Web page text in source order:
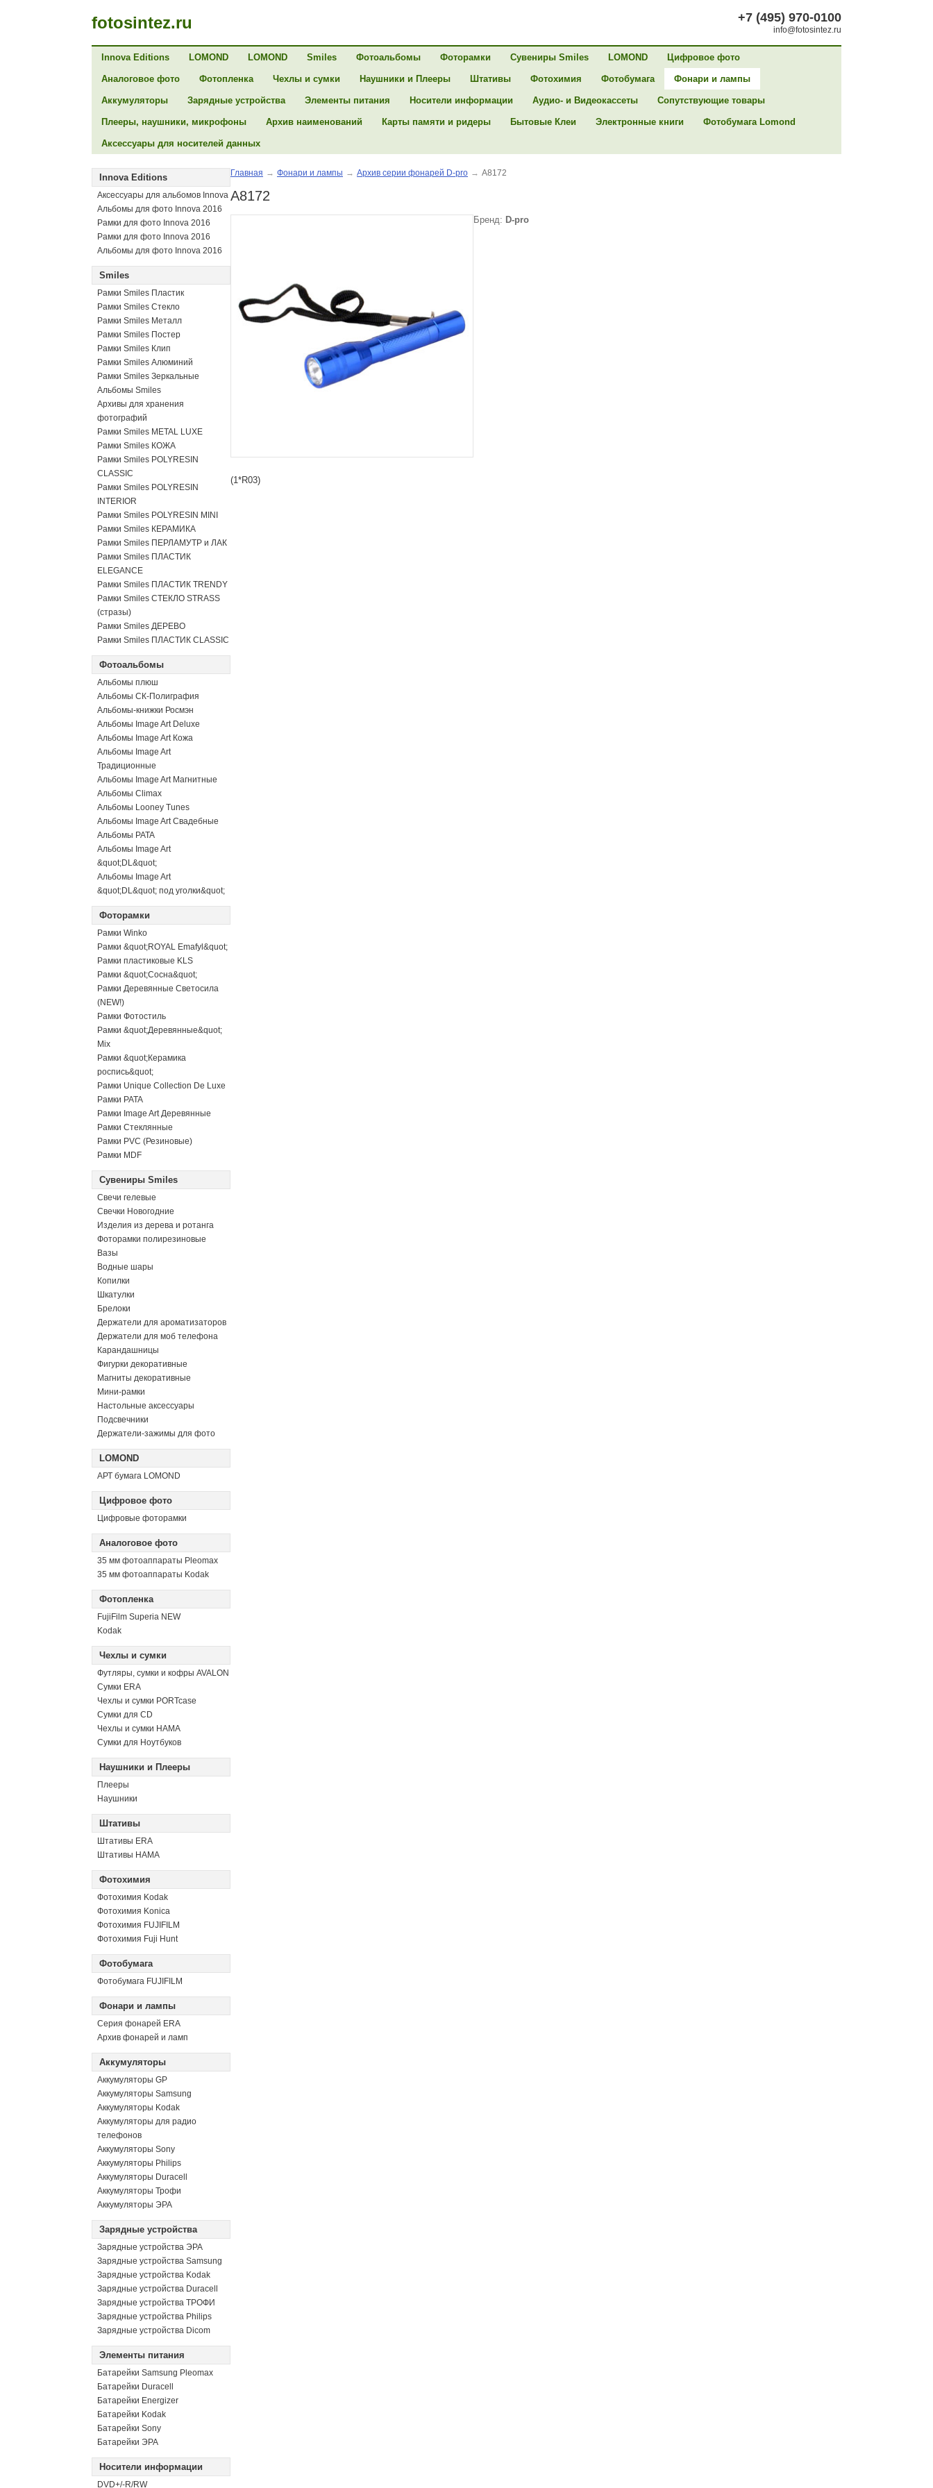
fotosintez.ru +7 (495) 970-0100
info@fotosintez.ru
Innova Editions LOMOND LOMOND Smiles Фотоальбомы Фоторамки Сувениры Smiles LOMOND Цифровое фото
Аналоговое фото Фотопленка Чехлы и сумки Наушники и Плееры Штативы Фотохимия Фотобумага Фонари и лампы
Аккумуляторы Зарядные устройства Элементы питания Носители информации Аудио- и Видеокассеты Сопутствующие товары
Плееры, наушники, микрофоны Архив наименований Карты памяти и ридеры Бытовые Клеи Электронные книги Фотобумага Lomond
Аксессуары для носителей данных
Innova Editions
Аксессуары для альбомов Innova
Альбомы для фото Innova 2016
Рамки для фото Innova 2016
Рамки для фото Innova 2016
Альбомы для фото Innova 2016
Smiles
Рамки Smiles Пластик
Рамки Smiles Стекло
Рамки Smiles Металл
Рамки Smiles Постер
Рамки Smiles Клип
Рамки Smiles Алюминий
Рамки Smiles Зеркальные
Альбомы Smiles
Архивы для хранения
фотографий
Рамки Smiles METAL LUXE
Рамки Smiles КОЖА
Рамки Smiles POLYRESIN
CLASSIC
Рамки Smiles POLYRESIN
INTERIOR
Рамки Smiles POLYRESIN MINI
Рамки Smiles КЕРАМИКА
Рамки Smiles ПЕРЛАМУТР и ЛАК
Рамки Smiles ПЛАСТИК
ELEGANCE
Рамки Smiles ПЛАСТИК TRENDY
Рамки Smiles СТЕКЛО STRASS
(стразы)
Рамки Smiles ДЕРЕВО
Рамки Smiles ПЛАСТИК CLASSIC
Фотоальбомы
Альбомы плюш
Альбомы СК-Полиграфия
Альбомы-книжки Росмэн
Альбомы Image Art Deluxe
Альбомы Image Art Кожа
Альбомы Image Art
Традиционные
Альбомы Image Art Магнитные
Альбомы Climax
Альбомы Looney Tunes
Альбомы Image Art Свадебные
Альбомы PATA
Альбомы Image Art
&quot;DL&quot;
Альбомы Image Art
&quot;DL&quot; под уголки&quot;
Фоторамки
Рамки Winko
Рамки &quot;ROYAL Emafyl&quot;
Рамки пластиковые KLS
Рамки &quot;Сосна&quot;
Рамки Деревянные Светосила
(NEW!)
Рамки Фотостиль
Рамки &quot;Деревянные&quot;
Mix
Рамки &quot;Керамика
роспись&quot;
Рамки Unique Collection De Luxe
Рамки PATA
Рамки Image Art Деревянные
Рамки Стеклянные
Рамки PVC (Резиновые)
Рамки MDF
Сувениры Smiles
Свечи гелевые
Свечки Новогодние
Изделия из дерева и ротанга
Фоторамки полирезиновые
Вазы
Водные шары
Копилки
Шкатулки
Брелоки
Держатели для ароматизаторов
Держатели для моб телефона
Карандашницы
Фигурки декоративные
Магниты декоративные
Мини-рамки
Настольные аксессуары
Подсвечники
Держатели-зажимы для фото
LOMOND
АРТ бумага LOMOND
Цифровое фото
Цифровые фоторамки
Аналоговое фото
35 мм фотоаппараты Pleomax
35 мм фотоаппараты Kodak
Фотопленка
FujiFilm Superia NEW
Kodak
Чехлы и сумки
Футляры, сумки и кофры AVALON
Сумки ERA
Чехлы и сумки PORTcase
Сумки для CD
Чехлы и сумки HAMA
Сумки для Ноутбуков
Наушники и Плееры
Плееры
Наушники
Штативы
Штативы ERA
Штативы HAMA
Фотохимия
Фотохимия Kodak
Фотохимия Konica
Фотохимия FUJIFILM
Фотохимия Fuji Hunt
Фотобумага
Фотобумага FUJIFILM
Фонари и лампы
Серия фонарей ERA
Архив фонарей и ламп
Аккумуляторы
Аккумуляторы GP
Аккумуляторы Samsung
Аккумуляторы Kodak
Аккумуляторы для радио
телефонов
Аккумуляторы Sony
Аккумуляторы Philips
Аккумуляторы Duracell
Аккумуляторы Трофи
Аккумуляторы ЭРА
Зарядные устройства
Зарядные устройства ЭРА
Зарядные устройства Samsung
Зарядные устройства Kodak
Зарядные устройства Duracell
Зарядные устройства ТРОФИ
Зарядные устройства Philips
Зарядные устройства Dicom
Элементы питания
Батарейки Samsung Pleomax
Батарейки Duracell
Батарейки Energizer
Батарейки Kodak
Батарейки Sony
Батарейки ЭРА
Носители информации
DVD+/-R/RW
Главная → Фонари и лампы → Архив серии фонарей D-pro → A8172
A8172
Бренд: D-pro
(1*R03)